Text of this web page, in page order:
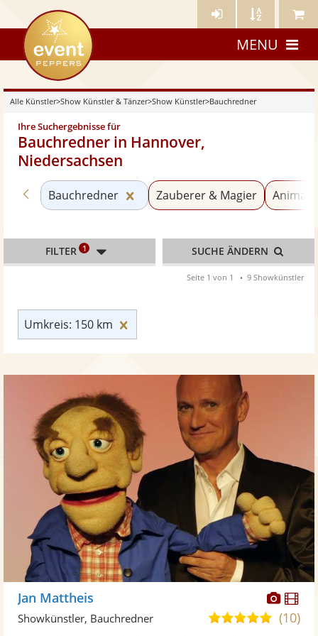
Künstler- Künstler Meine
eventpeppers
MENU
Alle Künstler>Show Künstler & Tänzer>Show Künstler>Bauchredner
Ihre Suchergebnisse für
Bauchredner in Hannover,
Niedersachsen
Zurück zu «Show Künstler»
Bauchredner Kategorie «Bauchredner»
Zauberer & Magier
Umkreis: 150 km
FILTER 1 SUCHE ÄNDERN
Seite 1 von 1 9 Showkünstler
Jan Mattheis
5,0(10)
Showkünstler, Bauchredner